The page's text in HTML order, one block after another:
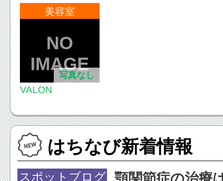
美容室
写真なし
VALON
はちなび新着情報
スポットブログ